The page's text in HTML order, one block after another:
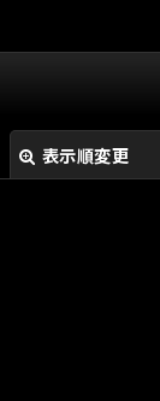
表示順変更